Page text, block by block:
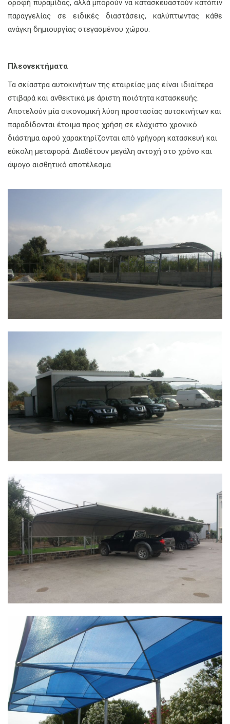
οροφή πυραμίδας, αλλά μπορούν να κατασκευαστούν κατόπιν
παραγγελίας σε ειδικές διαστάσεις, καλύπτωντας κάθε
ανάγκη δημιουργίας στεγασμένου χώρου.
Πλεονεκτήματα
Τα σκίαστρα αυτοκινήτων της εταιρείας μας είναι ιδιαίτερα
στιβαρά και ανθεκτικά με άριστη ποιότητα κατασκευής.
Αποτελούν μία οικονομική λύση προστασίας αυτοκινήτων και
παραδίδονται έτοιμα προς χρήση σε ελάχιστο χρονικό
διάστημα αφού χαρακτηρίζονται από γρήγορη κατασκευή και
εύκολη μεταφορά. Διαθέτουν μεγάλη αντοχή στο χρόνο και
άψογο αισθητικό αποτέλεσμα.